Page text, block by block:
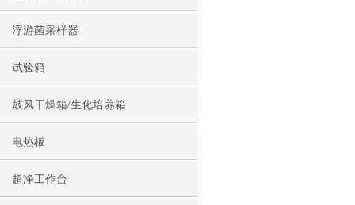
浮游菌采样器
试验箱
鼓风干燥箱/生化培养箱
电热板
超净工作台